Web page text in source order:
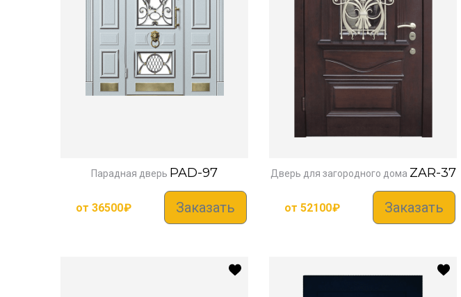
Парадная дверь PAD-97
от 36500₽ Заказать
Дверь для загородного дома ZAR-37
от 52100₽ Заказать